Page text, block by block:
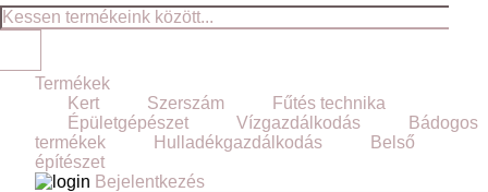
Termékek
Kert
Szerszám
Fűtés technika
Épületgépészet
Vízgazdálkodás
Bádogos
termékek
Hulladékgazdálkodás
Belső
építészet
Bejelentkezés